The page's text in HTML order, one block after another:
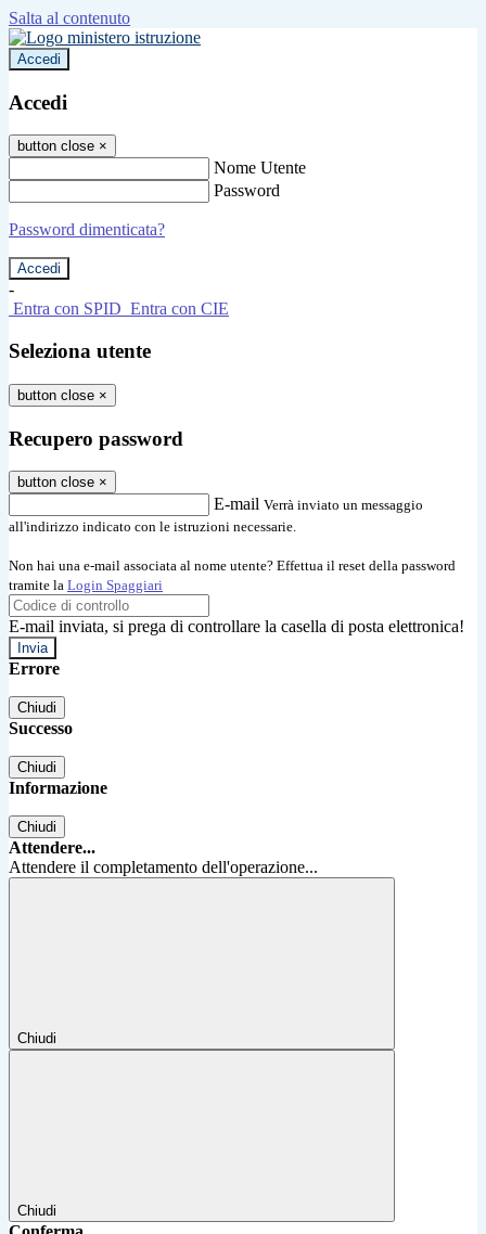
Salta al contenuto
Accedi
Accedi
button close ×
Nome Utente
Password
Password dimenticata?
-
Entra con SPID Entra con CIE
Seleziona utente
button close ×
Recupero password
button close ×
E-mail Verrà inviato un messaggio
all'indirizzo indicato con le istruzioni necessarie.
Non hai una e-mail associata al nome utente? Effettua il reset della password
tramite la Login Spaggiari
E-mail inviata, si prega di controllare la casella di posta elettronica!
Errore
Chiudi
Successo
Chiudi
Informazione
Chiudi
Attendere...
Attendere il completamento dell'operazione...
Chiudi
Chiudi